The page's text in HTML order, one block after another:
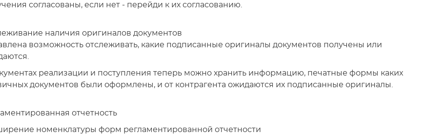
согласованы, если нет - перейди к их согласованию.
наличия оригиналов документов
возможность отслеживать, какие подписанные оригиналы документов получены или
реализации и поступления теперь можно хранить информацию, печатные формы каких
документов были оформлены, и от контрагента ожидаются их подписанные оригиналы.
отчетность
номенклатуры форм регламентированной отчетности